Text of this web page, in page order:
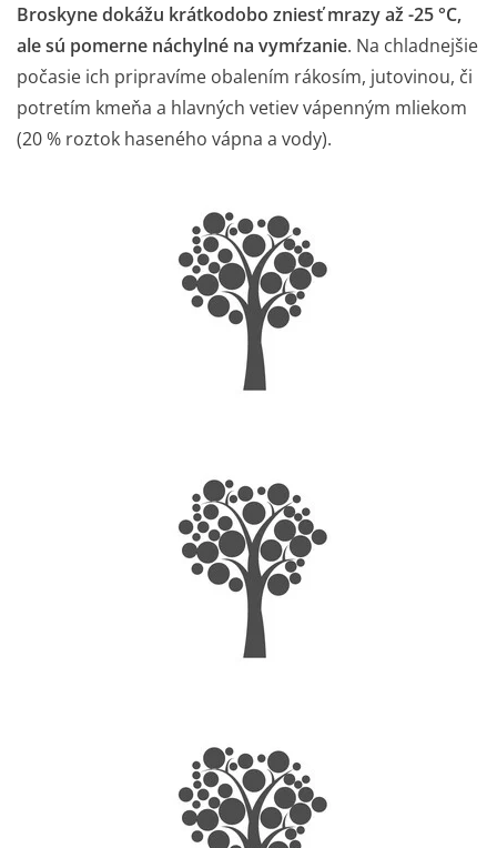
Broskyne dokážu krátkodobo zniesť mrazy až -25 °C,
ale sú pomerne náchylné na vymŕzanie. Na chladnejšie
počasie ich pripravíme obalením rákosím, jutovinou, či
potretím kmeňa a hlavných vetiev vápenným mliekom
(20 % roztok haseného vápna a vody).